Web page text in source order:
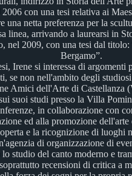
con una tesi relativa ai
una netta preferenza per la
linea, arrivando a laurearsi in
nel 2009, con una tesi dal
Bergamo”.
Irene si interessa di
se non nell'ambito degli
Amici dell'Arte di Castellanza
suoi studi presso la Villa
in collaborazione con
ed alla promozione
e la ricognizione di luoghi
di organizzazione di
lo studio del canto moderno e
recensioni di critica a